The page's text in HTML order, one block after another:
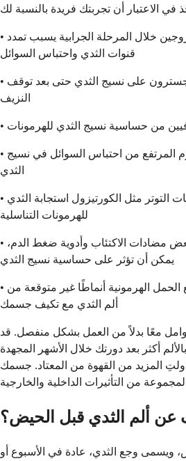
• ارتفاع مستويات الإستروجين خلال المرحلة الجرابية يسبب تمدد
قنوات الثدي واحتباس السوائل
• يمكن أن تؤثر تقلبات البروجسترون على نسيج الثدي حتى بعد توقف
النزيف
من حساسية نسيج الثدي للهرمونات
• قد يزيد استهلاك الصوديوم المرتفع من احتباس السوائل في نسيج
الثدي
• يمكن أن تضخم هرمونات التوتر مثل الكورتيزول استجابة الثدي
للهرمونات التناسلية
• بعض الأدوية، بما في ذلك بعض مضادات الاكتئاب وأدوية ضغط الدم،
يمكن أن تؤثر على حساسية نسيج الثدي
• يمكن أن تسبب حبوب منع الحمل الهرمونية أنماطًا غير متوقعة من
ألم الثدي مع تكيف جسمك
معًا بدلاً من العمل بشكل منفصل. قد
أكثر بعد دورتك خلال الأشهر المجهدة
المزيد من القهوة من المعتاد. جسمك
عن ألم الثدي قبل الحيض؟
ويسمى وجع الثدي، عادة في الأسبوع أو